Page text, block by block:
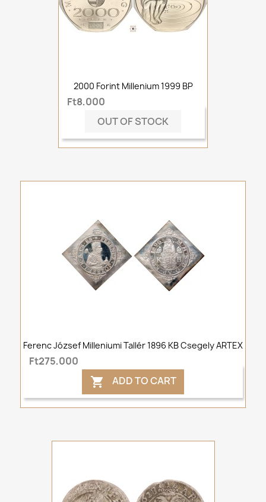
2000 Forint Millenium 1999 BP
Ft8,000
OUT OF STOCK
Ferenc József Milleniumi Tallér 1896 KB Csegely ARTEX
Ft275,000
 ADD TO CART